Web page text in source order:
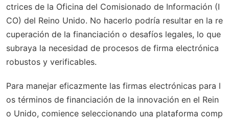
ctrices de la Oficina del Comisionado de Información (I
CO) del Reino Unido. No hacerlo podría resultar en la re
cuperación de la financiación o desafíos legales, lo que
subraya la necesidad de procesos de firma electrónica
robustos y verificables.
Para manejar eficazmente las firmas electrónicas para l
os términos de financiación de la innovación en el Rein
o Unido, comience seleccionando una plataforma comp